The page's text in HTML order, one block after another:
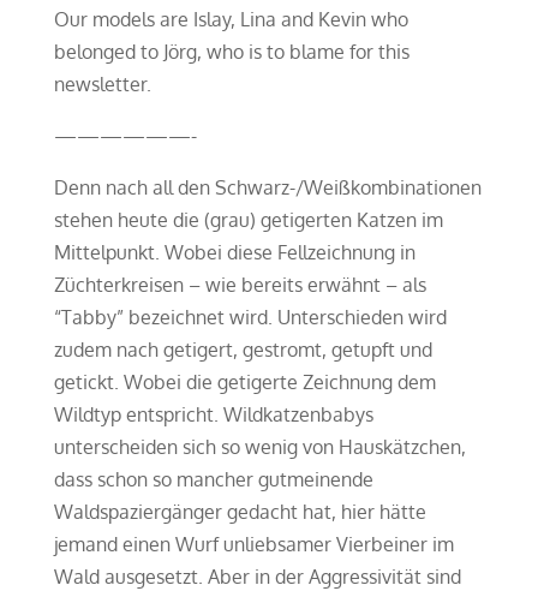
Our models are Islay, Lina and Kevin who
belonged to Jörg, who is to blame for this
newsletter.
——————-
Denn nach all den Schwarz-/Weißkombinationen
stehen heute die (grau) getigerten Katzen im
Mittelpunkt. Wobei diese Fellzeichnung in
Züchterkreisen – wie bereits erwähnt – als
“Tabby” bezeichnet wird. Unterschieden wird
zudem nach getigert, gestromt, getupft und
getickt. Wobei die getigerte Zeichnung dem
Wildtyp entspricht. Wildkatzenbabys
unterscheiden sich so wenig von Hauskätzchen,
dass schon so mancher gutmeinende
Waldspaziergänger gedacht hat, hier hätte
jemand einen Wurf unliebsamer Vierbeiner im
Wald ausgesetzt. Aber in der Aggressivität sind